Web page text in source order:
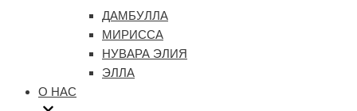
ДАМБУЛЛА
МИРИССА
НУВАРА ЭЛИЯ
ЭЛЛА
О НАС